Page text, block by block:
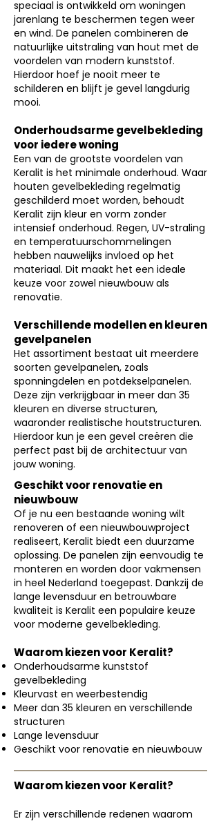
speciaal is ontwikkeld om woningen
jarenlang te beschermen tegen weer
en wind. De panelen combineren de
natuurlijke uitstraling van hout met de
voordelen van modern kunststof.
Hierdoor hoef je nooit meer te
schilderen en blijft je gevel langdurig
mooi.
Onderhoudsarme gevelbekleding
voor iedere woning
Een van de grootste voordelen van
Keralit is het minimale onderhoud. Waar
houten gevelbekleding regelmatig
geschilderd moet worden, behoudt
Keralit zijn kleur en vorm zonder
intensief onderhoud. Regen, UV-straling
en temperatuurschommelingen
hebben nauwelijks invloed op het
materiaal. Dit maakt het een ideale
keuze voor zowel nieuwbouw als
renovatie.
Verschillende modellen en kleuren
gevelpanelen
Het assortiment bestaat uit meerdere
soorten gevelpanelen, zoals
sponningdelen en potdekselpanelen.
Deze zijn verkrijgbaar in meer dan 35
kleuren en diverse structuren,
waaronder realistische houtstructuren.
Hierdoor kun je een gevel creëren die
perfect past bij de architectuur van
jouw woning.
Geschikt voor renovatie en
nieuwbouw
Of je nu een bestaande woning wilt
renoveren of een nieuwbouwproject
realiseert, Keralit biedt een duurzame
oplossing. De panelen zijn eenvoudig te
monteren en worden door vakmensen
in heel Nederland toegepast. Dankzij de
lange levensduur en betrouwbare
kwaliteit is Keralit een populaire keuze
voor moderne gevelbekleding.
Waarom kiezen voor Keralit?
Onderhoudsarme kunststof
gevelbekleding
Kleurvast en weerbestendig
Meer dan 35 kleuren en verschillende
structuren
Lange levensduur
Geschikt voor renovatie en nieuwbouw
Waarom kiezen voor Keralit?
Er zijn verschillende redenen waarom